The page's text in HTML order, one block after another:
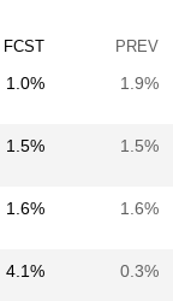
FCST PREV
1.0% 1.9%
1.5% 1.5%
1.6% 1.6%
4.1% 0.3%